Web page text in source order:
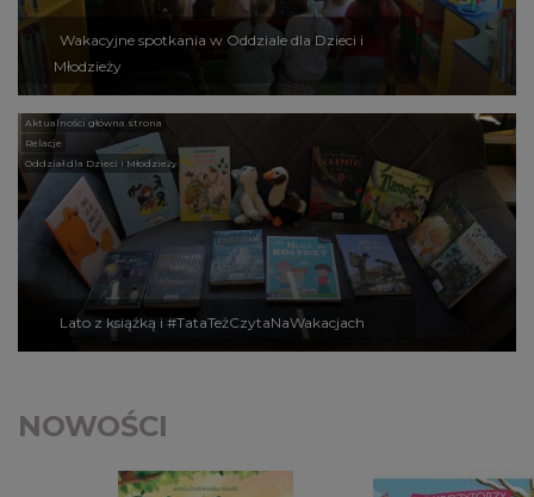
Wakacyjne spotkania w Oddziale dla Dzieci i
Młodzieży
Lato z książką i #TataTeżCzytaNaWakacjach
Aktualności główna strona
Relacje
Oddział dla Dzieci i Młodzieży
NOWOŚCI